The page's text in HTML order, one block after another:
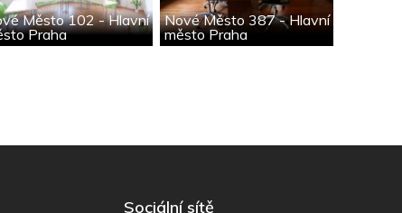
Město 102 - Hlavní
Praha
Nové Město 387 - Hlavní
město Praha
Sociální sítě